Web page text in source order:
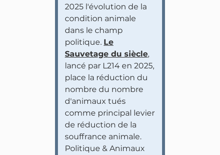
2025 l'évolution de la
condition animale
dans le champ
politique. Le
Sauvetage du siècle,
lancé par L214 en 2025,
place la réduction du
nombre du nombre
d'animaux tués
comme principal levier
de réduction de la
souffrance animale.
Politique & Animaux